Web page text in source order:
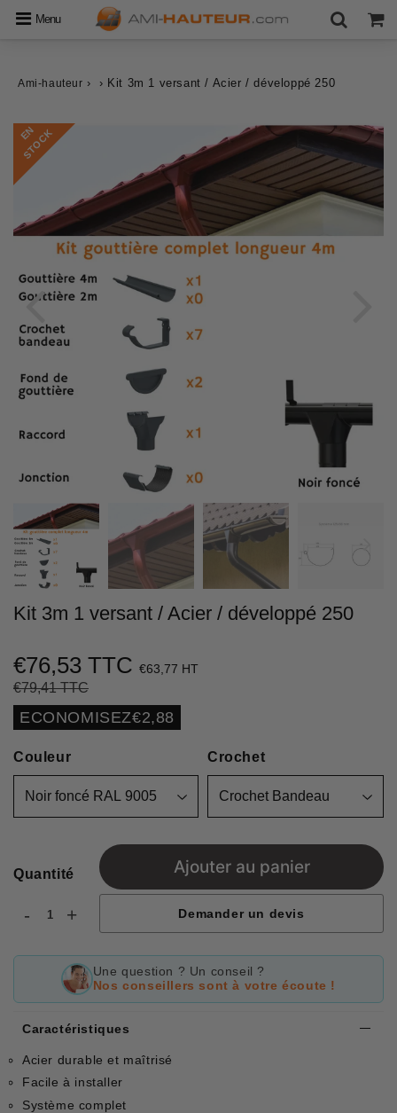
Menu
Ami-hauteur › › Kit 3m 1 versant / Acier / développé 250
E
N
S
T
O
C
K
Kit 3m 1 versant / Acier / développé 250
€76,53 TTC €63,77 HT
€79,41 TTC
régulier
réduit
Unit
price
ECONOMISEZ€2,88
Couleur Crochet
Quantité
- +
Ajouter au panier
Demander un devis
Une question ? Un conseil ?
Nos conseillers sont à votre écoute !
Caractéristiques
Acier durable et maîtrisé
Facile à installer
Système complet